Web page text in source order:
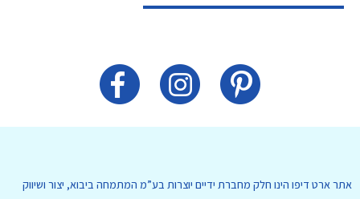
אתר ארט דיפו הינו חלק מחברת ידיים יוצרות בע”מ המתמחה ביבוא, יצור ושיווק